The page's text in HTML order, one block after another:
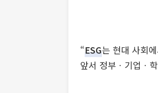
“ESG는 현대 사회
앞서 정부ㆍ기업ㆍ